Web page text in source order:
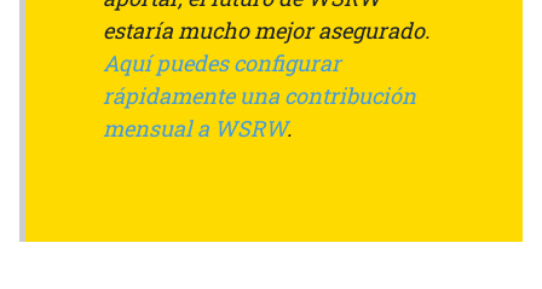
estaría mucho mejor asegurado.
Aquí puedes configurar
rápidamente una contribución
mensual a WSRW.